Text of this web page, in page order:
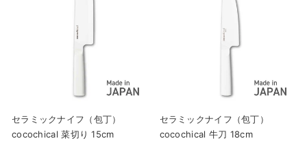
セラミックナイフ（包丁）
cocochical 菜切り 15cm
セラミックナイフ（包丁）
cocochical 牛刀 18cm